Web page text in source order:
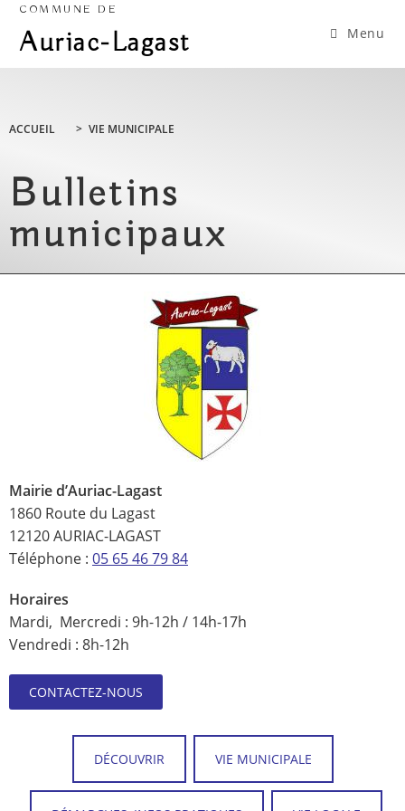
COMMUNE DE
Auriac-Lagast Menu
ACCUEIL > VIE MUNICIPALE
Bulletins
municipaux
Mairie d’Auriac-Lagast
1860 Route du Lagast
12120 AURIAC-LAGAST
Téléphone : 05 65 46 79 84
Horaires
Mardi, Mercredi : 9h-12h / 14h-17h
Vendredi : 8h-12h
CONTACTEZ-NOUS
DÉCOUVRIR VIE MUNICIPALE